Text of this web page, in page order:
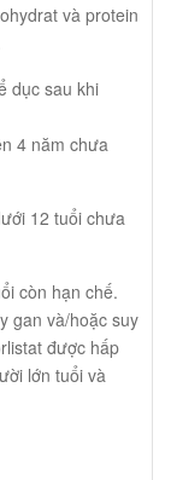
và protein
dục sau khi
4 năm chưa
12 tuổi chưa
còn hạn chế.
gan và/hoặc suy
được hấp
lớn tuổi và